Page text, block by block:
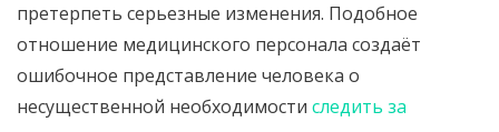
претерпеть серьезные изменения. Подобное
отношение медицинского персонала создаёт
ошибочное представление человека о
несущественной необходимости следить за